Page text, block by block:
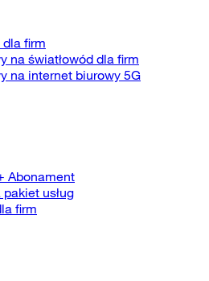
firm
na światłowód dla firm
na internet biurowy 5G
Abonament
usług
firm